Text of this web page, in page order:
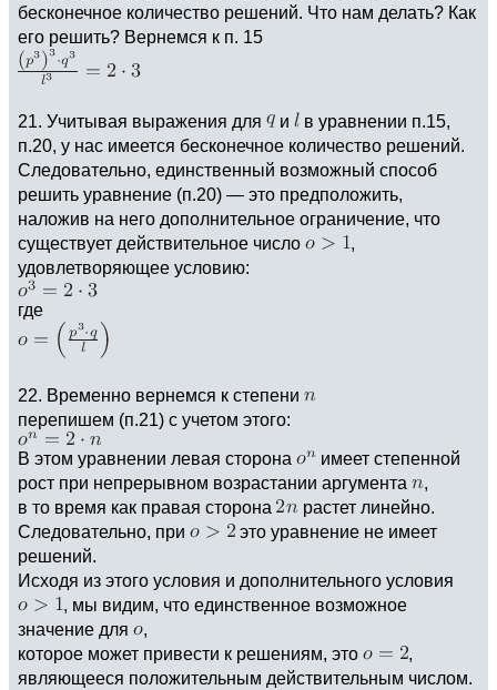
бесконечное количество решений. Что нам делать? Как
его решить? Вернемся к п. 15
21. Учитывая выражения для и
в уравнении п.15,
п.20, у нас имеется бесконечное количество решений.
Следовательно, единственный возможный способ
решить уравнение (п.20) — это предположить,
наложив на него дополнительное ограничение, что
существует действительное число
,
удовлетворяющее условию:
где
22. Временно вернемся к степени
перепишем (п.21) с учетом этого:
В этом уравнении левая сторона
имеет степенной
рост при непрерывном возрастании аргумента
,
в то время как правая сторона
растет линейно.
Следовательно, при
это уравнение не имеет
решений.
Исходя из этого условия и дополнительного условия
, мы видим, что единственное возможное
значение для
,
которое может привести к решениям, это
,
являющееся положительным действительным числом.